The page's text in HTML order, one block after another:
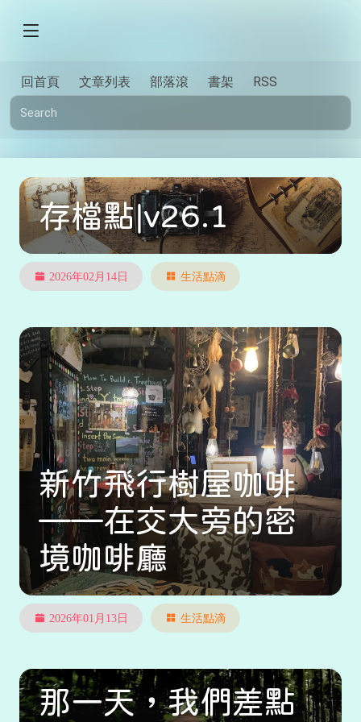
回首頁 文章列表 部落滾 書架 RSS
存檔點|v26.1
2026年02月14日 生活點滴
新竹飛行樹屋咖啡
——在交大旁的密
境咖啡廳
2026年01月13日 生活點滴
那一天，我們差點